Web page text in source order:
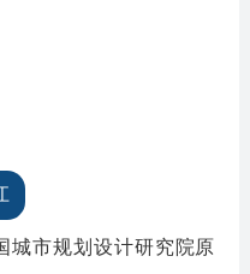
城市规划设计研究院原